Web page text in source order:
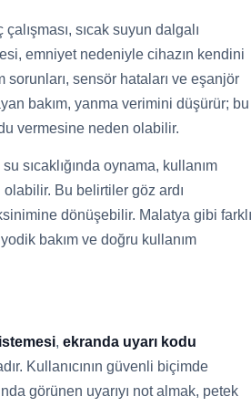
sıcak suyun dalgalı
emniyet nedeniyle cihazın kendini
sorunları, sensör hataları ve eşanjör
bakım, yanma verimini düşürür; bu
vermesine neden olabilir.
sıcaklığında oynama, kullanım
Bu belirtiler göz ardı
dönüşebilir. Malatya gibi farklı
bakım ve doğru kullanım
, ekranda uyarı kodu
Kullanıcının güvenli biçimde
görünen uyarıyı not almak, petek